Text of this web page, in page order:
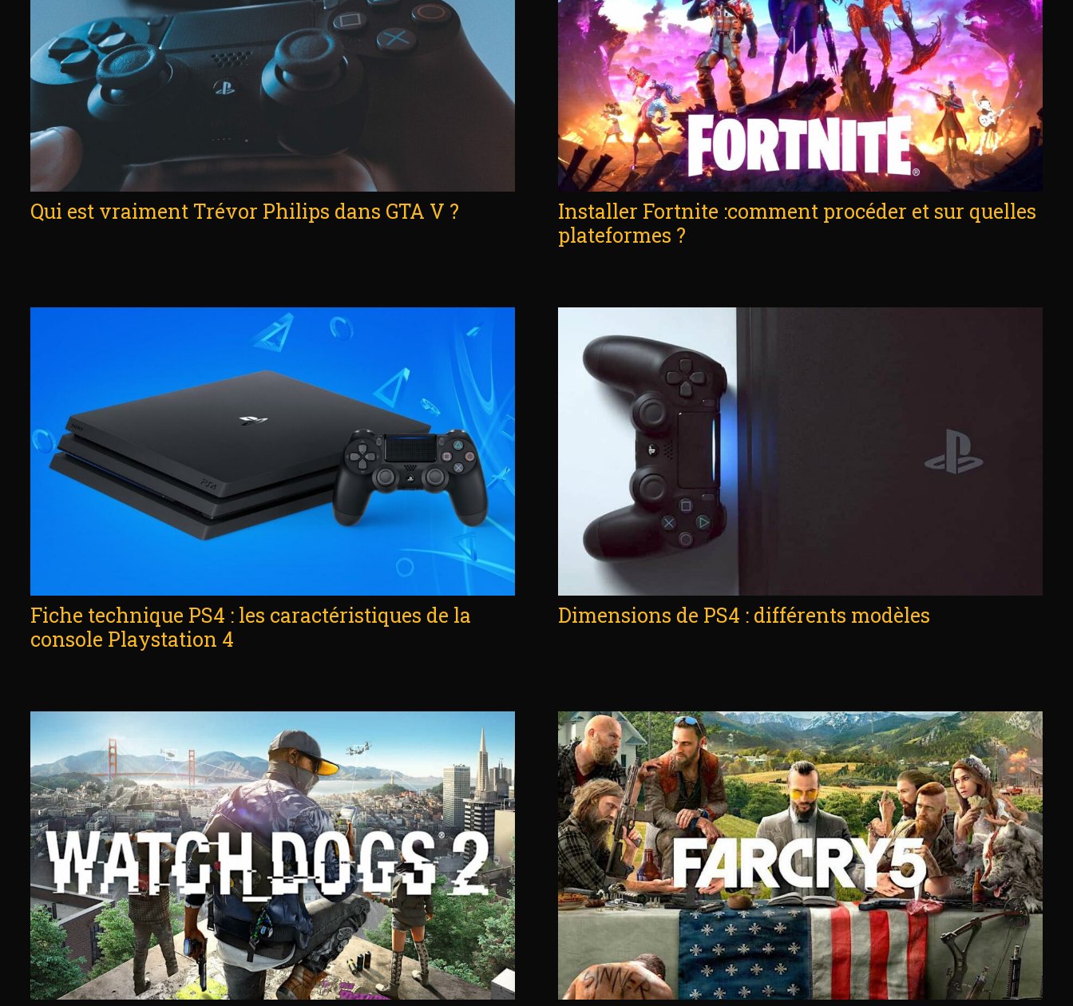
Qui est vraiment Trévor Philips dans GTA V ?
Installer Fortnite :comment procéder et sur quelles
plateformes ?
Fiche technique PS4 : les caractéristiques de la
console Playstation 4
Dimensions de PS4 : différents modèles